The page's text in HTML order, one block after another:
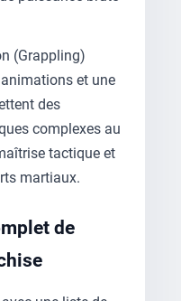
(Grappling)
et une
des
complexes au
tactique et
martiaux.
de